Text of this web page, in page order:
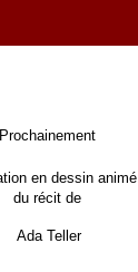
Prochainement
en dessin animé
du récit de
Ada Teller